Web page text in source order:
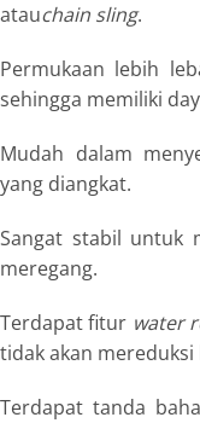
atauchain sling.
Permukaan lebih
sehingga memiliki
Mudah dalam
yang diangkat.
Sangat stabil untuk
meregang.
Terdapat fitur water
tidak akan
Terdapat tanda